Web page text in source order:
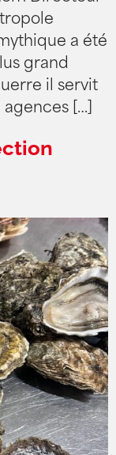
a été
grand
il servit
agences […]